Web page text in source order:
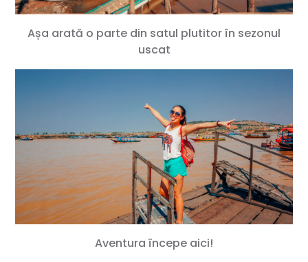
Așa arată o parte din satul plutitor în sezonul
uscat
Aventura începe aici!